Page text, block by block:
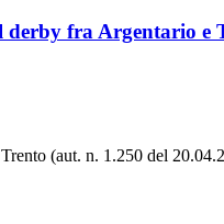
derby fra Argentario e
(aut. n. 1.250 del